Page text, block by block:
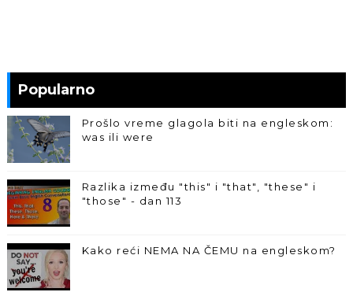
Popularno
Prošlo vreme glagola biti na engleskom:
was ili were
Razlika između "this" i "that", "these" i
"those" - dan 113
Kako reći NEMA NA ČEMU na engleskom?